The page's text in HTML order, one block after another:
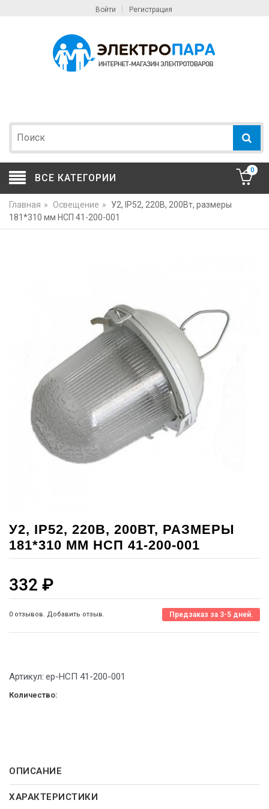
Войти Регистрация
ВСЕ КАТЕГОРИИ
0
Главная » Освещение »
У2, IP52, 220В, 200Вт, размеры
181*310 мм НСП 41-200-001
У2, IP52, 220В, 200ВТ, РАЗМЕРЫ
181*310 ММ НСП 41-200-001
332 ₽
0 отзывов. Добавить отзыв. Предзаказ за 3-5 дней.
Артикул: ep-НСП 41-200-001
Количество:
ОПИСАНИЕ
ХАРАКТЕРИСТИКИ